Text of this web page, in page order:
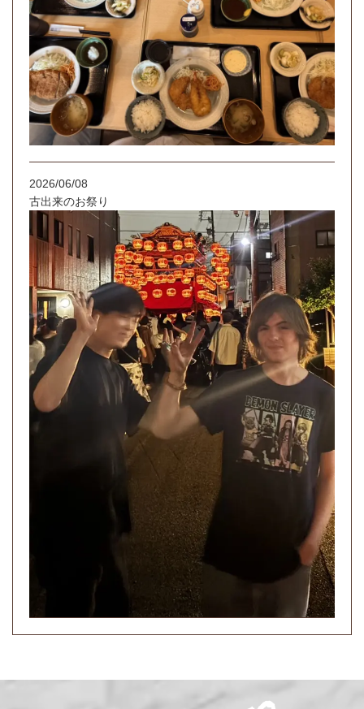
2026/06/08
古出来のお祭り